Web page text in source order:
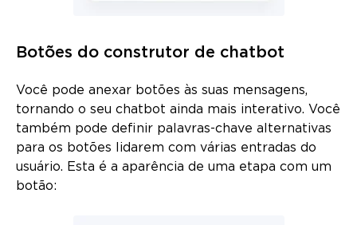
Botões do construtor de chatbot
Você pode anexar botões às suas mensagens,
tornando o seu chatbot ainda mais interativo. Você
também pode definir palavras-chave alternativas
para os botões lidarem com várias entradas do
usuário. Esta é a aparência de uma etapa com um
botão: